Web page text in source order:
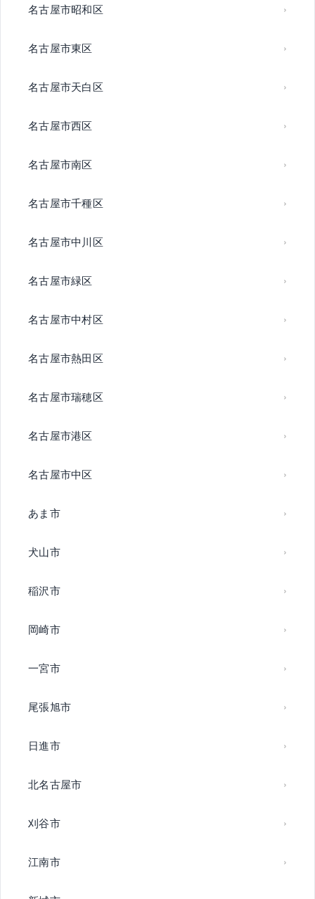
名古屋市昭和区
名古屋市東区
名古屋市天白区
名古屋市西区
名古屋市南区
名古屋市千種区
名古屋市中川区
名古屋市緑区
名古屋市中村区
名古屋市熱田区
名古屋市瑞穂区
名古屋市港区
名古屋市中区
あま市
犬山市
稲沢市
岡崎市
一宮市
尾張旭市
日進市
北名古屋市
刈谷市
江南市